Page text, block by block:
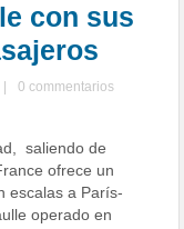
con sus
0 commentarios
saliendo de
ofrece un
escalas a París-
operado en